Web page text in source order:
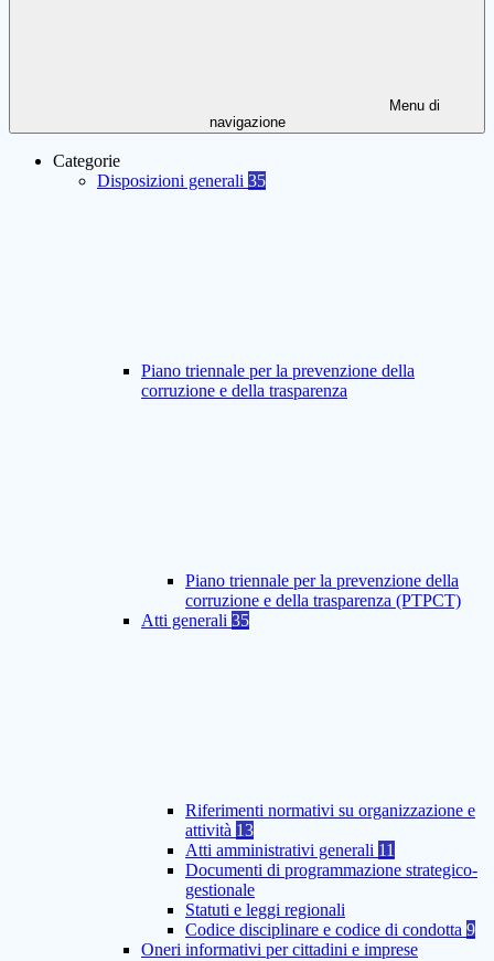
Menu di
navigazione
Categorie
Disposizioni generali 35
Piano triennale per la prevenzione della
corruzione e della trasparenza
Piano triennale per la prevenzione della
corruzione e della trasparenza (PTPCT)
Atti generali 35
Riferimenti normativi su organizzazione e
attività 13
Atti amministrativi generali 11
Documenti di programmazione strategico-
gestionale
Statuti e leggi regionali
Codice disciplinare e codice di condotta 9
Oneri informativi per cittadini e imprese